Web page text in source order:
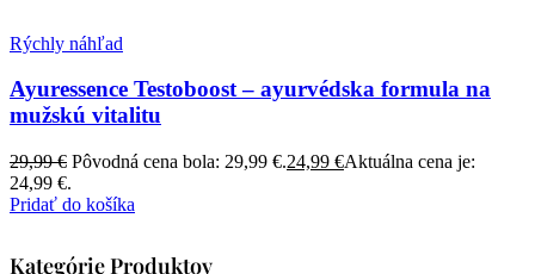
Rýchly náhľad
Ayuressence Testoboost – ayurvédska formula na
mužskú vitalitu
29,99€ Pôvodná cena bola: 29,99 €.24,99 €Aktuálna cena je:
24,99 €.
Pridať do košíka
Kategórie Produktov